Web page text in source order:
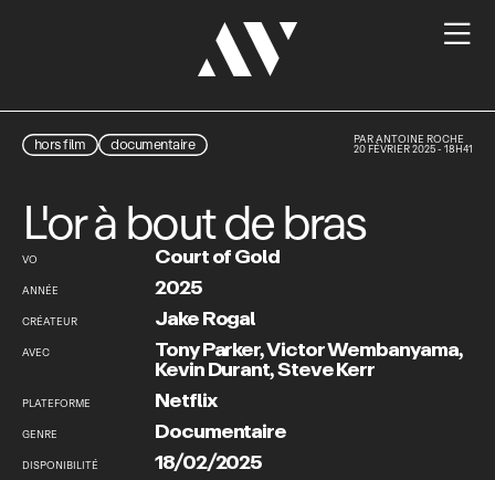

hors film documentaire PARANTOINE ROCHE
20 FÉVRIER 2025 - 18H41
L'or à bout de bras
VO Court of Gold
ANNÉE 2025
CRÉATEUR Jake Rogal
AVEC Tony Parker,Victor Wembanyama,
Kevin Durant,Steve Kerr
PLATEFORME Netflix
GENRE Documentaire
DISPONIBILITÉ 18/02/2025